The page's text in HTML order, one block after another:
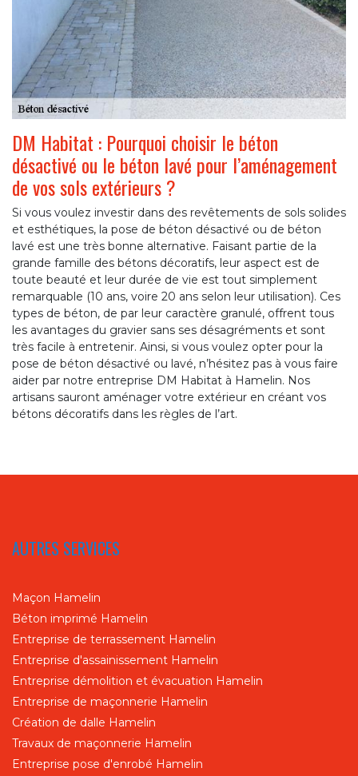
DM Habitat : Pourquoi choisir le béton
désactivé ou le béton lavé pour l’aménagement
de vos sols extérieurs ?
Si vous voulez investir dans des revêtements de sols solides
et esthétiques, la pose de béton désactivé ou de béton
lavé est une très bonne alternative. Faisant partie de la
grande famille des bétons décoratifs, leur aspect est de
toute beauté et leur durée de vie est tout simplement
remarquable (10 ans, voire 20 ans selon leur utilisation). Ces
types de béton, de par leur caractère granulé, offrent tous
les avantages du gravier sans ses désagréments et sont
très facile à entretenir. Ainsi, si vous voulez opter pour la
pose de béton désactivé ou lavé, n’hésitez pas à vous faire
aider par notre entreprise DM Habitat à Hamelin. Nos
artisans sauront aménager votre extérieur en créant vos
bétons décoratifs dans les règles de l’art.
AUTRES SERVICES
Maçon Hamelin
Béton imprimé Hamelin
Entreprise de terrassement Hamelin
Entreprise d'assainissement Hamelin
Entreprise démolition et évacuation Hamelin
Entreprise de maçonnerie Hamelin
Création de dalle Hamelin
Travaux de maçonnerie Hamelin
Entreprise pose d'enrobé Hamelin